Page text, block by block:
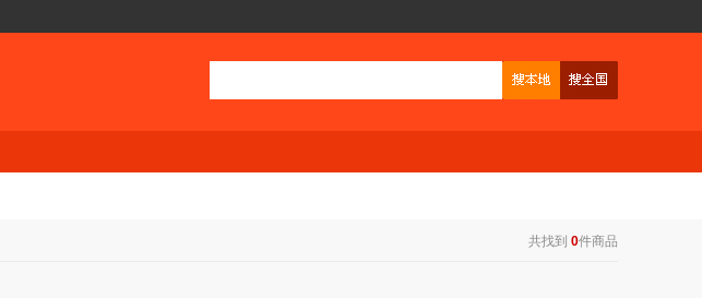
共找到 0件商品